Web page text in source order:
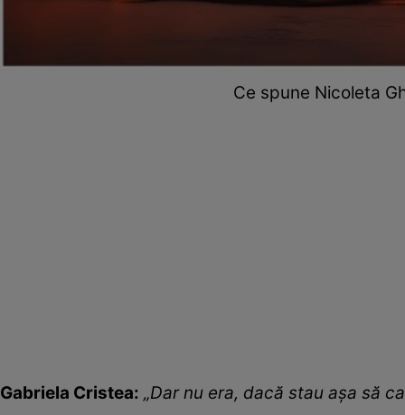
Ce spune Nicoleta
Gabriela Cristea: „Dar nu era, dacă stau așa să